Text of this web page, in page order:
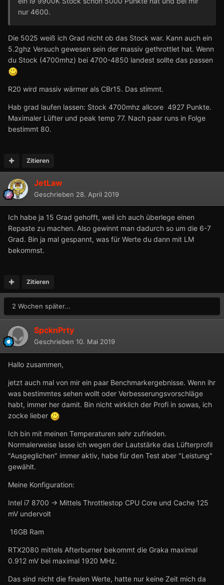
nur 4600.
Die 5025 weiß ich Grad nicht ob das Stock war. Kann auch ein
5.2ghz Versuch gewesen sein der massiv gethrottlet hat. Wenn
du Stock (4700mhz) bei 4700-4850 landest sollte das passen
R20 wird massiv wärmer als CBr15. Das stimmt.
Hab grad laufen lassen: Stock 4700mhz allcore 4927 Punkte.
Maximaler Lüfter und peak temp 77. Nach paar runs in Folge
bestimmt 80.
Zitieren
JetLaw
Geschrieben 28. April 2019
Ich habe ja 15 Grad gehofft, weil ich auch überlege einen
Repaste zu machen. Also gewinnt man dadurch so um die 6-7
Grad. Bin ja mal gespannt, was für Werte du dann mit LM
bekommst.
Zitieren
2 Wochen später...
SpcknPrty
Geschrieben 10. Mai 2019
Hallo zusammen,
jetzt auch mal von mir ein paar Benchmarkergebnisse. Wenn ihr
was bestimmtes sehen wollt oder Verbesserungsvorschläge
habt, immer her damit. Bin nicht wirklich der Profi in sowas, ich
zocke lieber
Ich bin mit meinen Temperaturen sehr zufrieden.
Normalerweise lasse ich wegen der Lautstärke das Lüfterprofil
"Ausgeglichen" immer aktiv, habe für den Test aber "Leistung"
gewählt.
Meine Konfiguration:
Intel i7 8700 -> Mittels Throttlestop CPU Core und Cache 125
mV undervolt
16GB Ram
RTX2080 mittels Afterburner bekommt die Graka maximal
0.912 mV bei maximal 1920 MHz.
Das sind nicht die finalen Werte, hatte nur keine Zeit mich da